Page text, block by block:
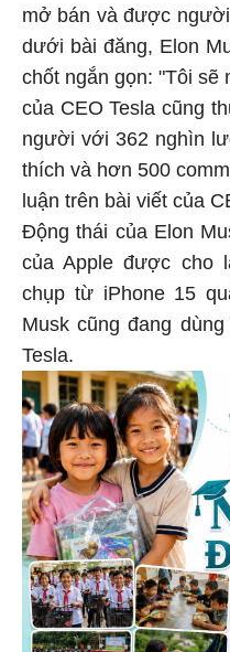
mở bán và được
dưới bài đăng, Elon
chốt ngắn gọn: "Tôi sẽ
của CEO Tesla cũng
người với 362 nghìn
thích và hơn 500
luận trên bài viết của
Động thái của Elon
của Apple được cho
chụp từ iPhone 15
Musk cũng đang
Tesla.